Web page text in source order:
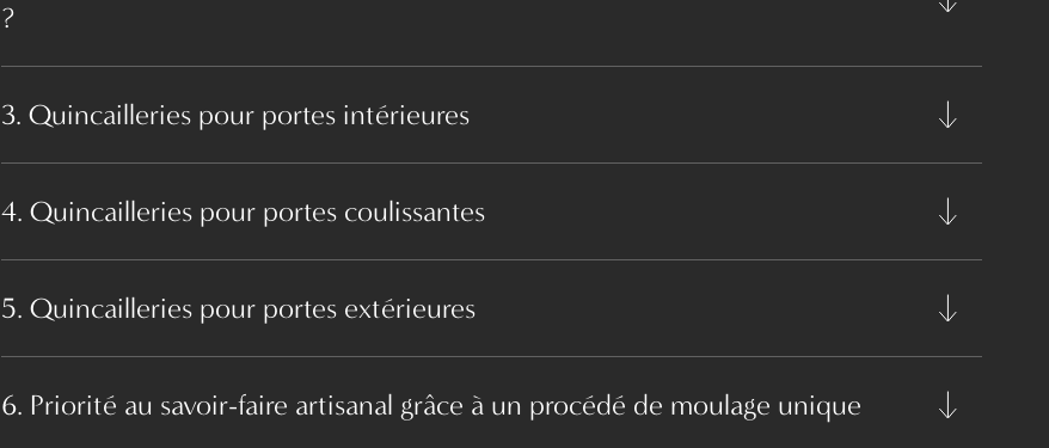
?
3. Quincailleries pour portes intérieures
4. Quincailleries pour portes coulissantes
5. Quincailleries pour portes extérieures
6. Priorité au savoir-faire artisanal grâce à un procédé de moulage unique